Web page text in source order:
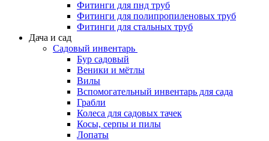
Фитинги для пнд труб
Фитинги для полипропиленовых труб
Фитинги для стальных труб
Дача и сад
Садовый инвентарь
Бур садовый
Веники и мётлы
Вилы
Вспомогательный инвентарь для сада
Грабли
Колеса для садовых тачек
Косы, серпы и пилы
Лопаты